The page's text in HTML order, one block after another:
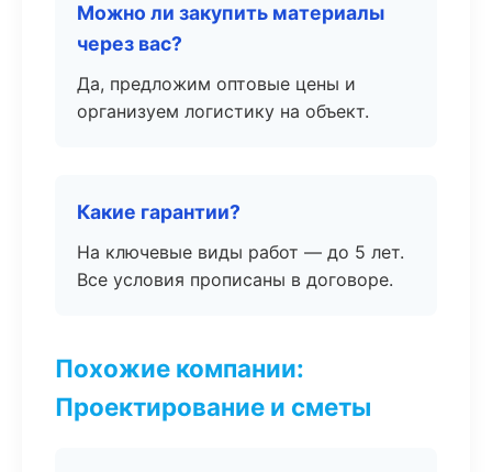
Можно ли закупить материалы
через вас?
Да, предложим оптовые цены и
организуем логистику на объект.
Какие гарантии?
На ключевые виды работ — до 5 лет.
Все условия прописаны в договоре.
Похожие компании:
Проектирование и сметы